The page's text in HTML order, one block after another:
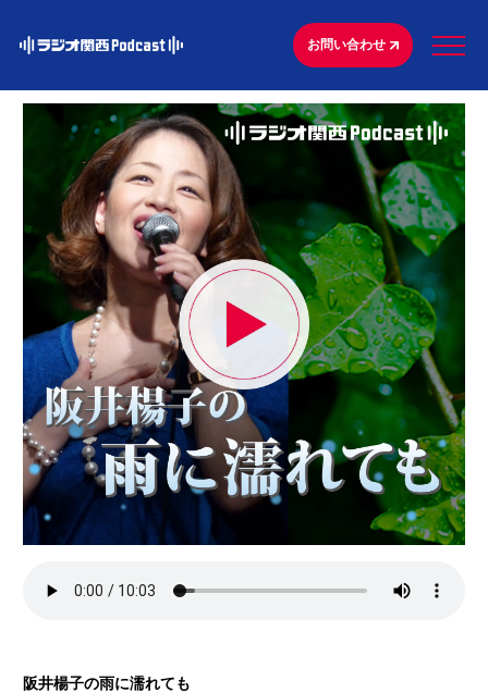
お問い合わせ
阪井楊子の雨に濡れても